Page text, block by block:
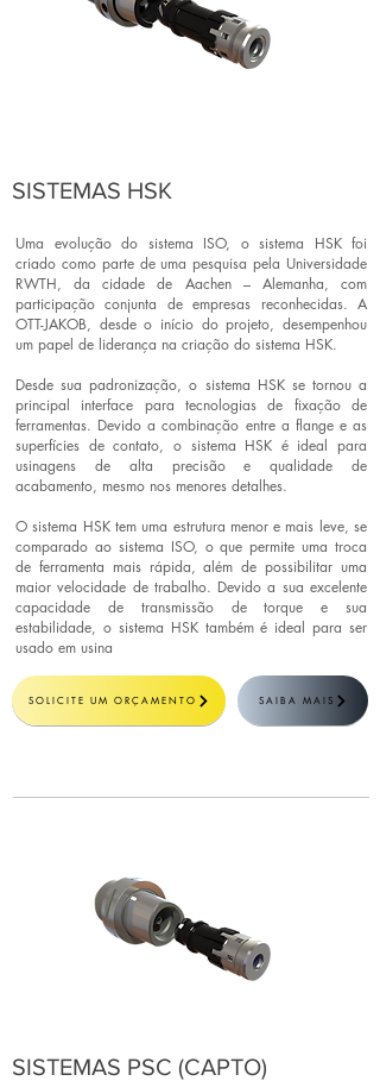
SISTEMAS HSK
Uma evolução do sistema ISO, o sistema HSK foi
criado como parte de uma pesquisa pela Universidade
RWTH, da cidade de Aachen – Alemanha, com
participação conjunta de empresas reconhecidas. A
OTT-JAKOB, desde o início do projeto, desempenhou
um papel de liderança na criação do sistema HSK.
Desde sua padronização, o sistema HSK se tornou a
principal interface para tecnologias de fixação de
ferramentas. Devido a combinação entre a flange e as
superfícies de contato, o sistema HSK é ideal para
usinagens de alta precisão e qualidade de
acabamento, mesmo nos menores detalhes.
O sistema HSK tem uma estrutura menor e mais leve, se
comparado ao sistema ISO, o que permite uma troca
de ferramenta mais rápida, além de possibilitar uma
maior velocidade de trabalho. Devido a sua excelente
capacidade de transmissão de torque e sua
estabilidade, o sistema HSK também é ideal para ser
usado em usina
SOLICITE UM ORÇAMENTO SAIBA MAIS
SISTEMAS PSC (CAPTO)